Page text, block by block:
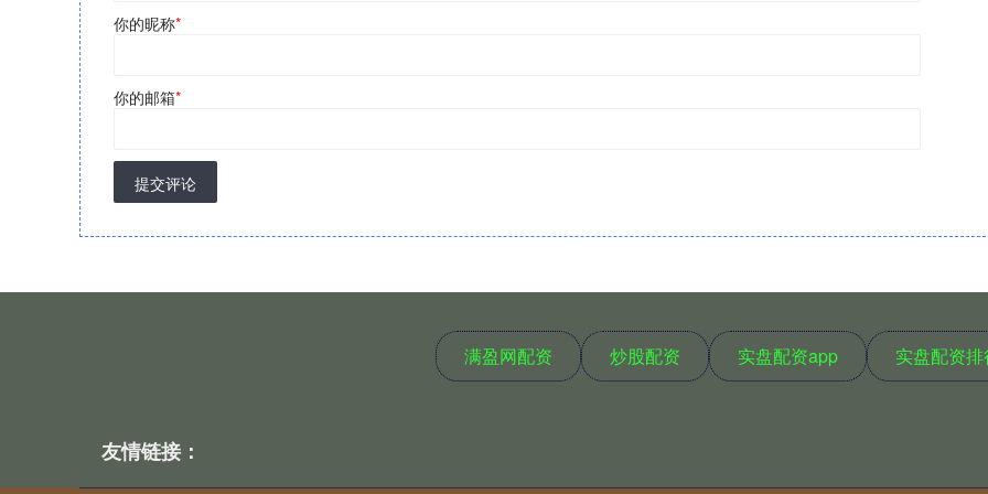
你的昵称*
你的邮箱*
提交评论
满盈网配资 炒股配资 实盘配资app 实盘配资
友情链接：